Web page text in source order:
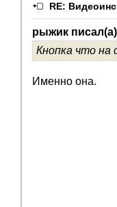
RE:
рыжик
Кнопка что на
Именно она.